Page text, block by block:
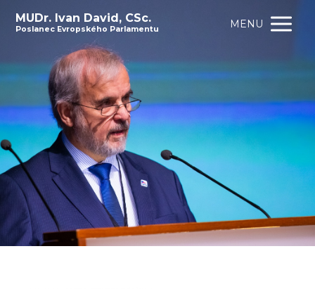
MUDr. Ivan David, CSc.
Poslanec Evropského Parlamentu MENU